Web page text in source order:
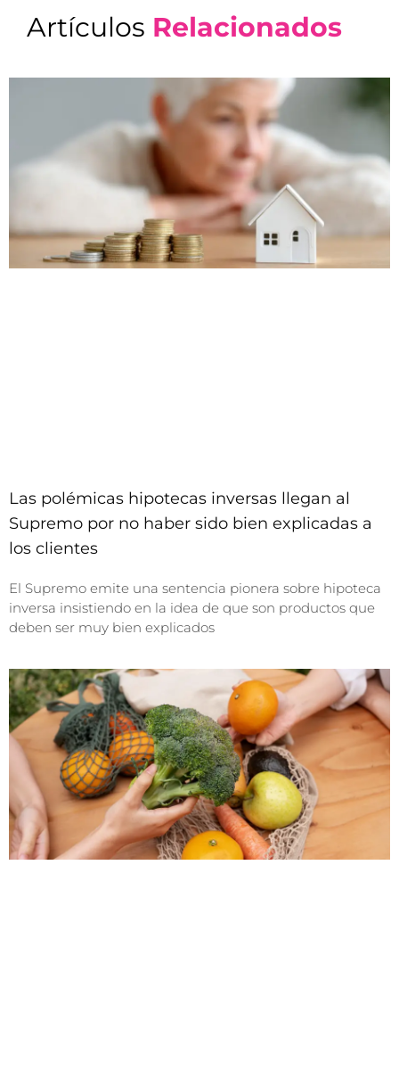
Artículos Relacionados
Las polémicas hipotecas inversas llegan al
Supremo por no haber sido bien explicadas a
los clientes
El Supremo emite una sentencia pionera sobre hipoteca
inversa insistiendo en la idea de que son productos que
deben ser muy bien explicados